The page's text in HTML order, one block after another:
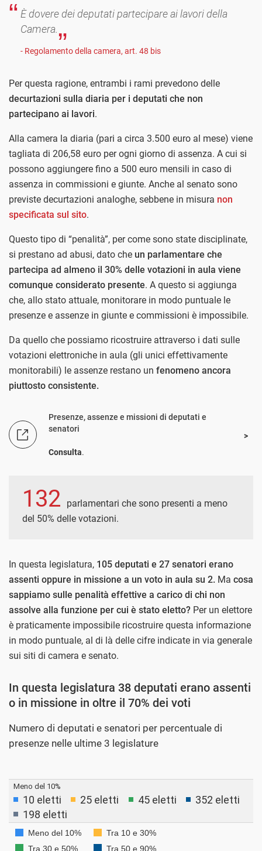
È dovere dei deputati partecipare ai lavori della
Camera.
- Regolamento della camera, art. 48 bis
Per questa ragione, entrambi i rami prevedono delle
decurtazioni sulla diaria per i deputati che non
partecipano ai lavori.
Alla camera la diaria (pari a circa 3.500 euro al mese) viene
tagliata di 206,58 euro per ogni giorno di assenza. A cui si
possono aggiungere fino a 500 euro mensili in caso di
assenza in commissioni e giunte. Anche al senato sono
previste decurtazioni analoghe, sebbene in misura non
specificata sul sito.
Questo tipo di “penalità”, per come sono state disciplinate,
si prestano ad abusi, dato che un parlamentare che
partecipa ad almeno il 30% delle votazioni in aula viene
comunque considerato presente. A questo si aggiunga
che, allo stato attuale, monitorare in modo puntuale le
presenze e assenze in giunte e commissioni è impossibile.
Da quello che possiamo ricostruire attraverso i dati sulle
votazioni elettroniche in aula (gli unici effettivamente
monitorabili) le assenze restano un fenomeno ancora
piuttosto consistente.
Presenze, assenze e missioni di deputati e
senatori
Consulta.
132
parlamentari che sono presenti a meno
del 50% delle votazioni.
In questa legislatura, 105 deputati e 27 senatori erano
assenti oppure in missione a un voto in aula su 2. Ma cosa
sappiamo sulle penalità effettive a carico di chi non
assolve alla funzione per cui è stato eletto? Per un elettore
è praticamente impossibile ricostruire questa informazione
in modo puntuale, al di là delle cifre indicate in via generale
sui siti di camera e senato.
In questa legislatura 38 deputati erano assenti
o in missione in oltre il 70% dei voti
Numero di deputati e senatori per percentuale di
presenze nelle ultime 3 legislature